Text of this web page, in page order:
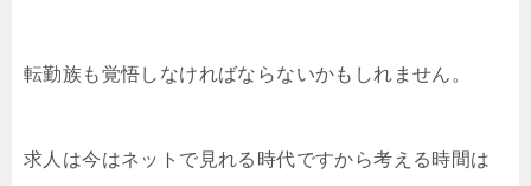
転勤族も覚悟しなければならないかもしれません。
求人は今はネットで見れる時代ですから考える時間は